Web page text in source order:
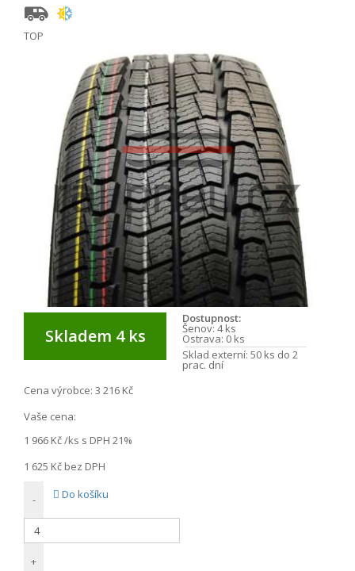
TOP
Skladem 4 ks
Dostupnost:
Šenov: 4 ks
Ostrava: 0 ks
Sklad externí: 50 ks do 2
prac. dní
Cena výrobce: 3 216 Kč
Vaše cena:
1 966 Kč/ks s DPH 21%
1 625 Kč bez DPH
-
+
Do košíku